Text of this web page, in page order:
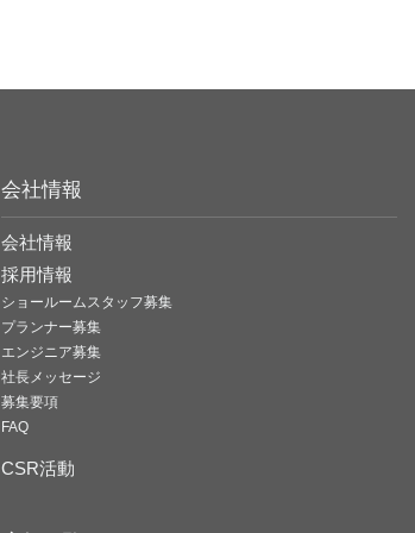
会社情報
会社情報
採用情報
ショールームスタッフ募集
プランナー募集
エンジニア募集
社長メッセージ
募集要項
FAQ
CSR活動